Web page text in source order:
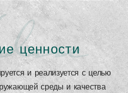
ценности
и реализуется с целью
среды и качества